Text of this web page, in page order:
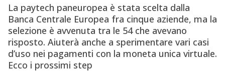
La paytech paneuropea è stata scelta dalla
Banca Centrale Europea fra cinque aziende, ma la
selezione è avvenuta tra le 54 che avevano
risposto. Aiuterà anche a sperimentare vari casi
d’uso nei pagamenti con la moneta unica virtuale.
Ecco i prossimi step